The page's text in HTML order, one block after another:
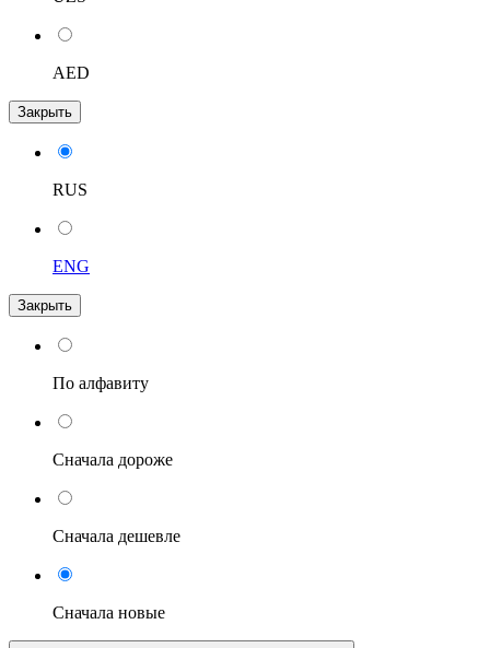
AED
Закрыть
RUS
ENG
Закрыть
По алфавиту
Сначала дороже
Сначала дешевле
Сначала новые